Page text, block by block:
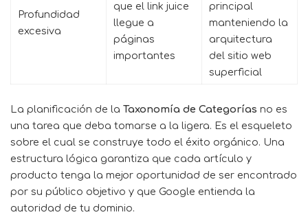
Profundidad
excesiva
que el link juice
llegue a
páginas
importantes
principal
manteniendo la
arquitectura
del sitio web
superficial
La planificación de la Taxonomía de Categorías no es
una tarea que deba tomarse a la ligera. Es el esqueleto
sobre el cual se construye todo el éxito orgánico. Una
estructura lógica garantiza que cada artículo y
producto tenga la mejor oportunidad de ser encontrado
por su público objetivo y que Google entienda la
autoridad de tu dominio.